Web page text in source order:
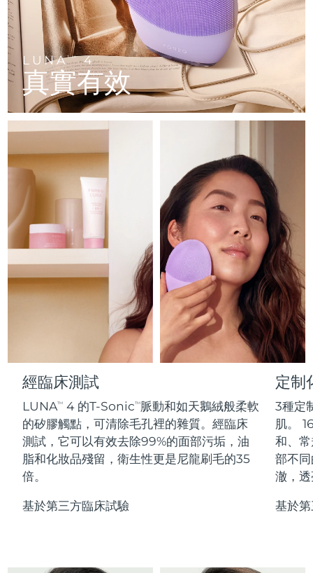
LUNATM4
真實有效
經臨床測試
LUNATM 4 的T-SonicTM脈動和如天鵝絨般柔軟
的矽膠觸點，可清除毛孔裡的雜質。經臨床
測試，它可以有效去除99%的面部污垢，油
脂和化妝品殘留，衛生性更是尼龍刷毛的35
倍。
基於第三方臨床試驗
定制
3種定
肌。
和、
部不
澈，
基於
LUNA™ 4 go
For travel or gym bag
LUNA™護膚
Premium cleansers & balm
LUNA™ 設備
All facial cleansing devices
BEAR™ 設備
All premium facelift devices
UFO™ 3 go
Portable red light therapy
面膜
Rejuvenation & hydration
UFO™ 設備
All deep facial hydration devices
issa™ 4 baby
For ages 0-3
issa™ Teeth Whitening Set
ISSA™ 設備
All silicone sonic toothbrushes
FAQ™ 102
Advanced clinical anti-aging
FAQ™ 103
Luxurious clinical anti-aging set
FAQ™ P1 Primer
Manuka honey primer
FAQ™護膚品
All FAQ™ skincare
FAQ™產品
All anti-aging treatments
FAQ™ 202
LED mask
FAQ™ 211
Anti-aging neck & décolleté LED mask
FAQ™ 221
Anti-aging LED hand mask
FAQ™護膚品
All FAQ™ skincare
FAQ™產品
All LED treatments
生髮
FAQ™ 301
LED hair strengthening scalp massager
FAQ™ Scalp Serum
Scalp recovery probiotic serum
FAQ™護膚品
All FAQ™ skincare
FAQ™產品
All hair treatments
肌膚年輕化
FAQ™ 501
Full-Spectrum Red Light Therapy
FAQ™ 502
Full-Spectrum Red Light Therapy
FAQ™ Red Light Serum
FAQ™ skincare
All FAQ™ skincare
FAQ™ products
All toning treatments
保健品
NEW
專業治療
脫毛
PEACH™ 2 Pro Max
Professional IPL hair removal device
PEACH™ 2
IPL hair removal
PEACH™ 2 go
Travel-friendly IPL hair removal
PEACH™ Cooling Prep Gel
身體護理
BEAR™ 2 body
Microcurrent body toning
LUNA™ 4 body
Massaging body brush
SUPERCHARGED™ serum
Firming body serum
ESPADA™ 2 plus
Recurring acne LED therapy
ESPADA™ 2
Acne treatment device
ESPADA™ Blemish Solution
眼部護理
BEAR™ 2 eyes & lips
Microcurrent line smoothing device
IRIS™ 2
Rejuvenating eye massager
眼部護膚
毛孔護理
KIWI™ derma
Diamond microdermabrasion .
Blackhead remover
LUNA™ 4 hair
2-in-1 LED scalp massager
LED light hairbrush
牙齒美白
NEW
issa™ Teeth Whitening Set
Dual LED + sonic device & 18% PAP gel
issa™ Teeth Whitening Gel
更多的
克羅埃西亞 預計送達日期8/9/26
賽普勒斯 預計送達日期8/10/26
捷克 預計送達日期
丹麥 預計送達日期8/9/26
芬蘭 預計送達日期 8/9/26
法國 預計送達日期 8/9/26
法屬玻里尼西亞 預計送達日期 8/13/26
德國 預計送達日期 8/9/26
預計送達日期8/13/26
預計送達日期 8/9/26
中國香港特別行政區 8/10/26
匈牙利 預計送達日期 8/9/26
冰島 預計送達日期 8/10/26
印尼 8/7/26
愛爾蘭 8/9/26